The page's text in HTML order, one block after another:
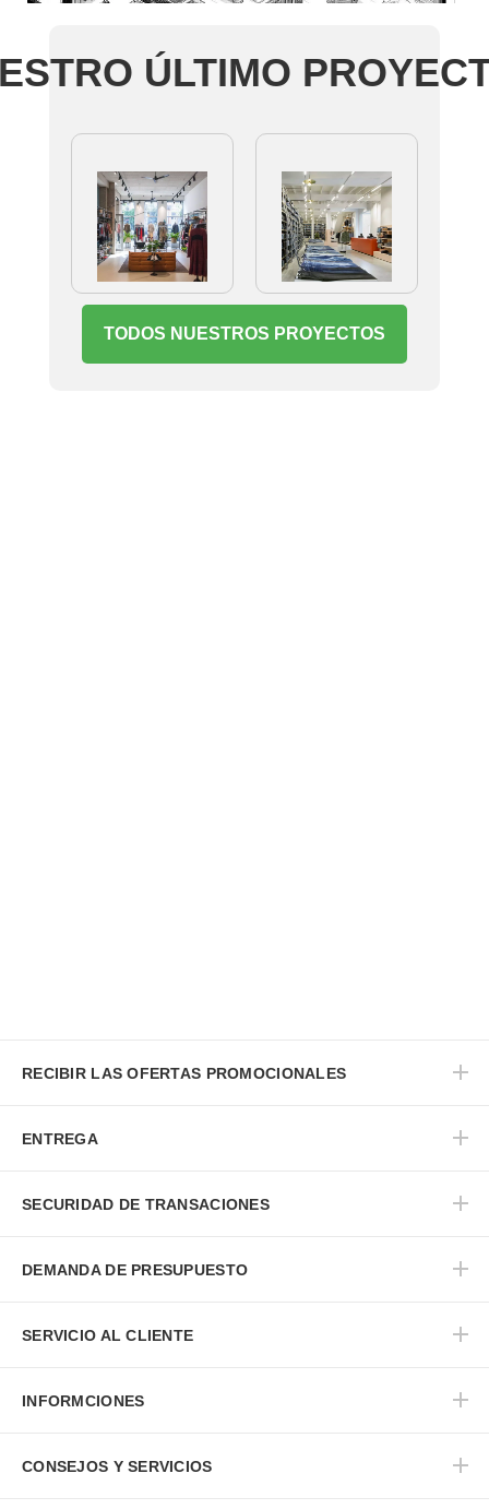
ÚLTIMO
TODOS NUESTROS PROYECTOS
RECIBIR LAS OFERTAS PROMOCIONALES
ENTREGA
SECURIDAD DE TRANSACIONES
DEMANDA DE PRESUPUESTO
SERVICIO AL CLIENTE
INFORMCIONES
CONSEJOS Y SERVICIOS